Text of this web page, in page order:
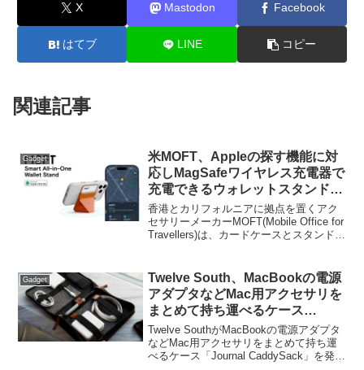
X Mastodon Facebook
はてブ LINE コピー
関連記事
Gadget
米MOFT、Appleの探す機能に対
応しMagSafeワイヤレス充電器で
充電できるウォレットスタンド
「MOFT FindMy MagSafe Wallet
Stand」をApple Storeで販売。
香港とカリフォルニアに拠点を置くアク
セサリーメーカーMOFT(Mobile Office for
Travellers)は、カードケースとスタンドを
た「MOFT FindMy MagSafe Wallet
Stand」の販売をApple Storeで開始した
と発表しています。
Gadget
Twelve South、MacBookの電源
アダプタなどMac用アクセサリを
まとめて持ち運べるケース
「Journal CaddySack」を発
売。
Twelve SouthがMacBookの電源アダプタ
などMac用アクセサリをまとめて持ち運
べるケース「Journal CaddySack」を発売